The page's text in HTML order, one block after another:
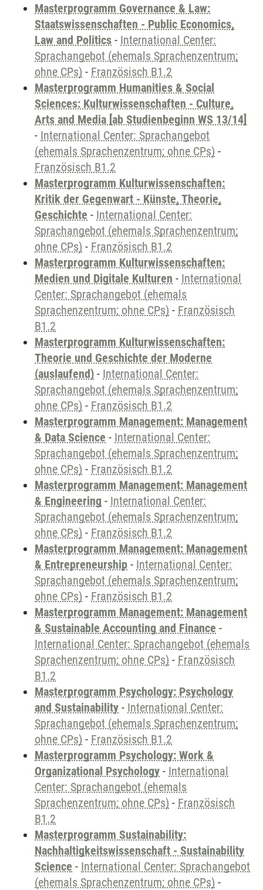
Masterprogramm Governance & Law:
Staatswissenschaften - Public Economics,
Law and Politics - International Center:
Sprachangebot (ehemals Sprachenzentrum;
ohne CPs) - Französisch B1.2
Masterprogramm Humanities & Social
Sciences: Kulturwissenschaften - Culture,
Arts and Media [ab Studienbeginn WS 13/14]
- International Center: Sprachangebot
(ehemals Sprachenzentrum; ohne CPs) -
Französisch B1.2
Masterprogramm Kulturwissenschaften:
Kritik der Gegenwart - Künste, Theorie,
Geschichte - International Center:
Sprachangebot (ehemals Sprachenzentrum;
ohne CPs) - Französisch B1.2
Masterprogramm Kulturwissenschaften:
Medien und Digitale Kulturen - International
Center: Sprachangebot (ehemals
Sprachenzentrum; ohne CPs) - Französisch
B1.2
Masterprogramm Kulturwissenschaften:
Theorie und Geschichte der Moderne
(auslaufend) - International Center:
Sprachangebot (ehemals Sprachenzentrum;
ohne CPs) - Französisch B1.2
Masterprogramm Management: Management
& Data Science - International Center:
Sprachangebot (ehemals Sprachenzentrum;
ohne CPs) - Französisch B1.2
Masterprogramm Management: Management
& Engineering - International Center:
Sprachangebot (ehemals Sprachenzentrum;
ohne CPs) - Französisch B1.2
Masterprogramm Management: Management
& Entrepreneurship - International Center:
Sprachangebot (ehemals Sprachenzentrum;
ohne CPs) - Französisch B1.2
Masterprogramm Management: Management
& Sustainable Accounting and Finance -
International Center: Sprachangebot (ehemals
Sprachenzentrum; ohne CPs) - Französisch
B1.2
Masterprogramm Psychology: Psychology
and Sustainability - International Center:
Sprachangebot (ehemals Sprachenzentrum;
ohne CPs) - Französisch B1.2
Masterprogramm Psychology: Work &
Organizational Psychology - International
Center: Sprachangebot (ehemals
Sprachenzentrum; ohne CPs) - Französisch
B1.2
Masterprogramm Sustainability:
Nachhaltigkeitswissenschaft - Sustainability
Science - International Center: Sprachangebot
(ehemals Sprachenzentrum; ohne CPs) -